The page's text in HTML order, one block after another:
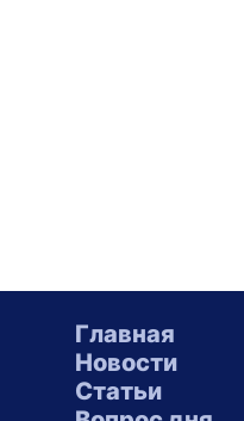
Главная
Новости
Статьи